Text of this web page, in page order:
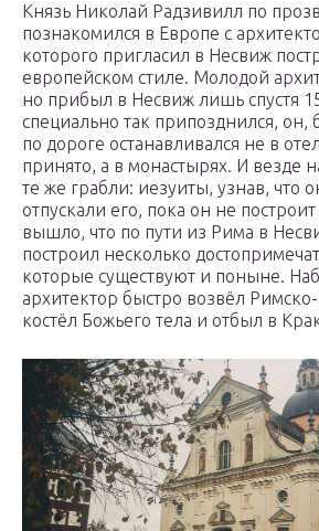
Князь Николай Радзивилл по
познакомился в Европе с
которого пригласил в Несвиж
европейском стиле. Молодой
но прибыл в Несвиж лишь спустя
специально так припозднился, он,
по дороге останавливался не в
принято, а в монастырях. И везде
те же грабли: иезуиты, узнав, что
отпускали его, пока он не
вышло, что по пути из Рима в
построил несколько
которые существуют и поныне.
архитектор быстро возвёл
костёл Божьего тела и отбыл в